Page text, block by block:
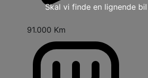
Skal vi finde en lignende
91.000 Km